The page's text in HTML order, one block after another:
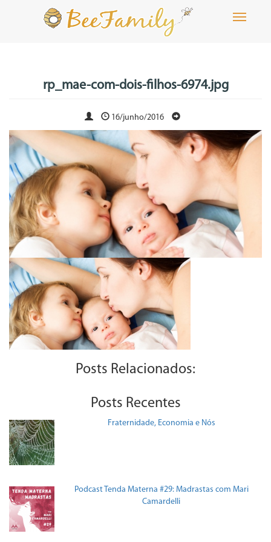
Toggle
rp_mae-com-dois-filhos-6974.jpg
16/junho/2016
Posts Relacionados:
Posts Recentes
Fraternidade, Economia e Nós
Podcast Tenda Materna #29: Madrastas com Mari
Camardelli